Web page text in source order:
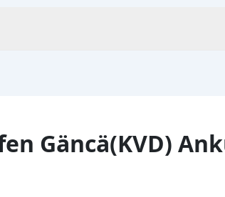
Gäncä(KVD)